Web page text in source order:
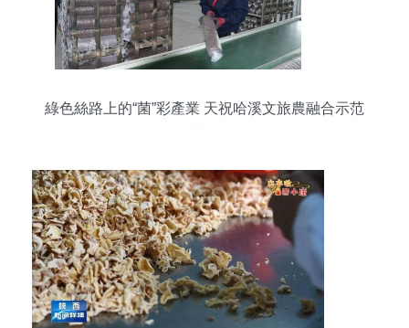
綠色絲路上的“菌”彩產業 天祝哈溪文旅農融合示范